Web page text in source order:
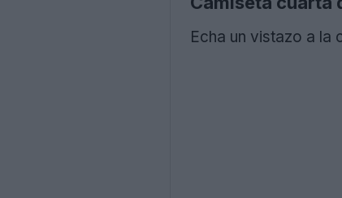
Echa un vistazo a la